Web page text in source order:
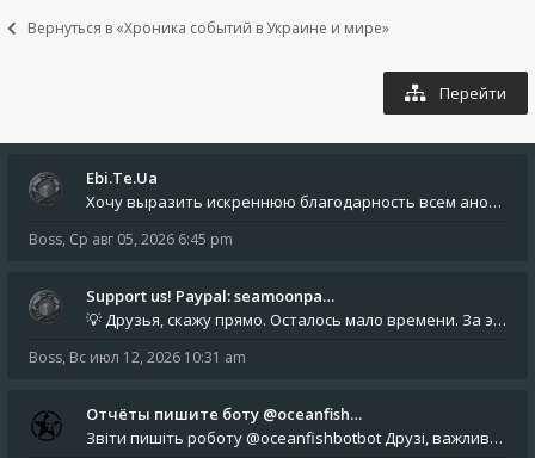
Вернуться в «Хроника событий в Украине и мире»
Перейти
Ebi.Te.Ua
Хочу выразить искреннюю благодарность всем анонимным пользователям, которые поддержали наше сообщество финансово. Благод
Boss, Ср авг 05, 2026 6:45 pm
Support us! Paypal: seamoonpa…
💡 Друзья, скажу прямо. Осталось мало времени. За это время нам нужно закрыть последние обязательные расходы: около 500
Boss, Вс июл 12, 2026 10:31 am
Отчёты пишите боту @oceanfish…
Звіти пишіть роботу @oceanfishbotbot Друзі, важливе повідомлення для учасників форума. Основне звернення опублікован